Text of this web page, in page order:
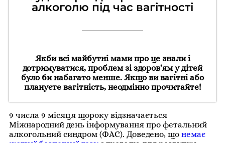
алкоголю під час вагітності
Якби всі майбутні мами про це знали і
дотримуватися, проблем зі здоров'ям у дітей
було би набагато менше. Якщо ви вагітні або
плануєте вагітність, неодмінно прочитайте!
9 числа 9 місяця щороку відзначається
Міжнародний день інформування про фетальний
алкогольний синдром (ФАС). Доведено, що немає